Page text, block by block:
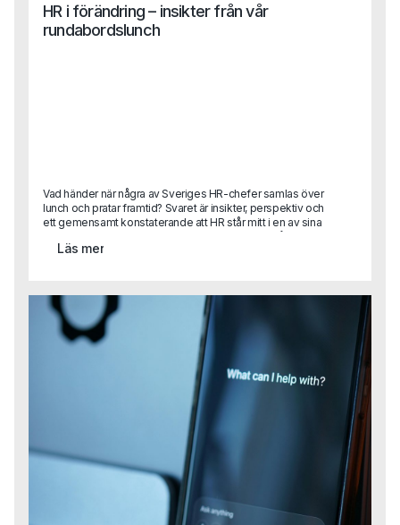
HR i förändring – insikter från vår
rundabordslunch
Vad händer när några av Sveriges HR-chefer samlas över
lunch och pratar framtid? Svaret är insikter, perspektiv och
ett gemensamt konstaterande att HR står mitt i en av sina
mest spännande (och utmanande) faser hittills.På Capas
rundabordslunch samlade vi ett utvalt gäng HR-ledare
verklighet och framtidens behov från strategisk
kompetensförsörjning till AI, ledarskap, kultur och etik.Vi
summerar här de viktigaste insikterna från samtalen.För
dig som var med, tack för era reflektioner!För dig som inte
kunde delta, här kommer en glimt av vad som
Läs mer